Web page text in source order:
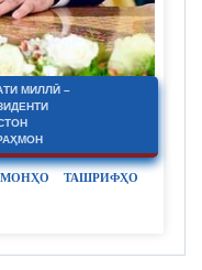
МИЛЛӢ –
ТАШРИФҲО